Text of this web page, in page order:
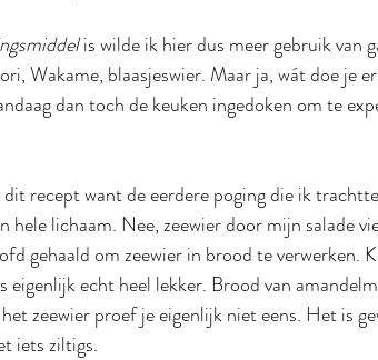
is wilde ik hier dus meer gebruik van
Wakame, blaasjeswier. Maar ja, wát doe je
dan toch de keuken ingedoken om te
recept want de eerdere poging die ik
lichaam. Nee, zeewier door mijn salade
gehaald om zeewier in brood te verwerken.
echt heel lekker. Brood van
zeewier proef je eigenlijk niet eens. Het is
iets ziltigs.